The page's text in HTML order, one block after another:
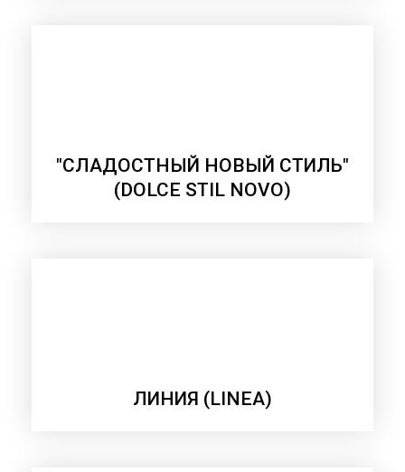
"СЛАДОСТНЫЙ НОВЫЙ СТИЛЬ"
(DOLCE STIL NOVO)
ЛИНИЯ (LINEA)